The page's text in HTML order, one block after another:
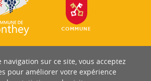
sur ce site, vous acceptez
pour améliorer votre expérience